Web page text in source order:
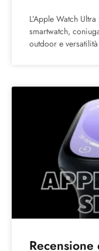
L’Apple Watch
smartwatch,
outdoor e
Recensione